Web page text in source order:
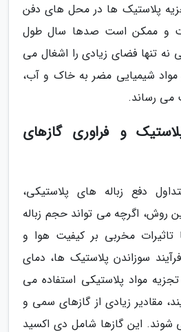
پلاستیک ها در محل های دفن
و ممکن است صدها سال طول
نه تنها فضای زیادی را اشغال می
مواد شیمیایی مضر به خاک و آب،
می رساند.
و فراوری گازهای
دفع زباله های پلاستیکی،
روش، اگرچه می تواند حجم زباله
مخربی بر کیفیت هوا و
سوزاندن پلاستیک ها، دمای
مواد پلاستیکی استفاده می
مقادیر زیادی از گازهای سمی و
شوند. این گازها شامل دی اکسید